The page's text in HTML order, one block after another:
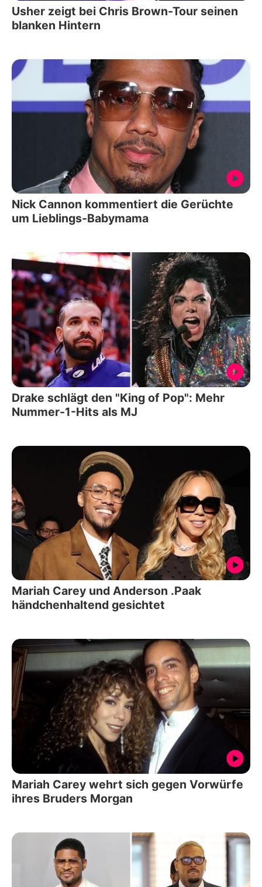
Usher zeigt bei Chris Brown-Tour seinen
blanken Hintern
Nick Cannon kommentiert die Gerüchte
um Lieblings-Babymama
Drake schlägt den "King of Pop": Mehr
Nummer-1-Hits als MJ
Mariah Carey und Anderson .Paak
händchenhaltend gesichtet
Mariah Carey wehrt sich gegen Vorwürfe
ihres Bruders Morgan